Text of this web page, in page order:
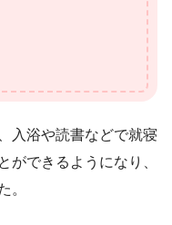
入浴や読書などで就寝
ができるようになり、
。